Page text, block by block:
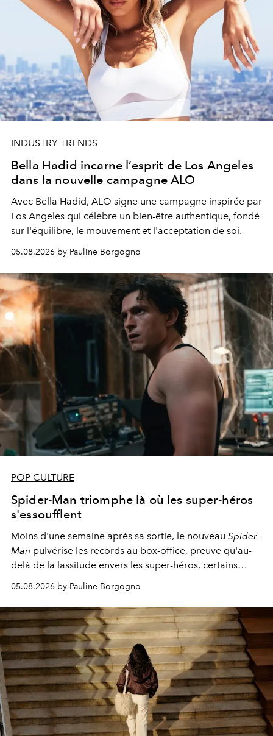
INDUSTRY TRENDS
Bella Hadid incarne l’esprit de Los Angeles
dans la nouvelle campagne ALO
Avec Bella Hadid, ALO signe une campagne inspirée par
Los Angeles qui célèbre un bien-être authentique, fondé
sur l'équilibre, le mouvement et l'acceptation de soi.
05.08.2026 by Pauline Borgogno
POP CULTURE
Spider-Man triomphe là où les super-héros
s'essoufflent
Moins d'une semaine après sa sortie, le nouveau Spider-
Man pulvérise les records au box-office, preuve qu'au-
delà de la lassitude envers les super-héros, certains
personnages continuent de susciter une ferveur intacte.
05.08.2026 by Pauline Borgogno